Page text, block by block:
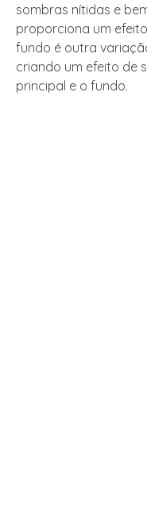
sombras nítidas e
proporciona um
fundo é outra
criando um efeito de
principal e o fundo.